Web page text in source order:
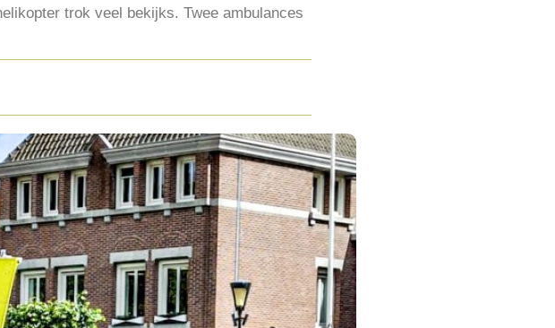
trok veel bekijks. Twee ambulances